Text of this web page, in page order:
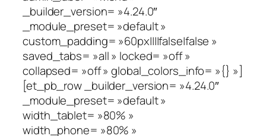
_builder_version= »4.24.0″
_module_preset= »default »
custom_padding= »60px||||false|false »
saved_tabs= »all » locked= »off »
collapsed= »off » global_colors_info= »{} »]
[et_pb_row _builder_version= »4.24.0″
_module_preset= »default »
width_tablet= »80% »
width_phone= »80% »